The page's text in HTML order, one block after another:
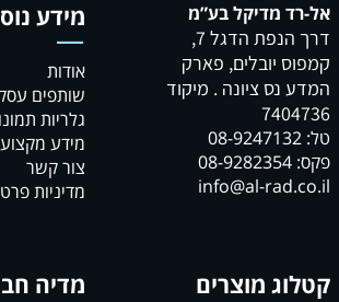
אל-רד מדיקל בע”מ
דרך הנפת הדגל 7,
קמפוס יובלים, פארק
המדע נס ציונה . מיקוד
7404736
טל: 08-9247132
פקס: 08-9282354
info@al-rad.co.il
מידע
אודות
שותפים
גלריות
מידע
צור קשר
מדיניות
קטלוג מוצרים מדיה